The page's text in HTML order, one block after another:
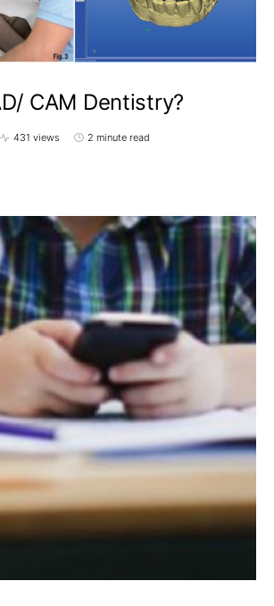
CAM Dentistry?
431 views 2 minute read